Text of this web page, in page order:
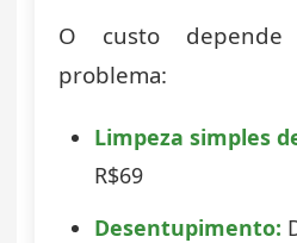
O custo
problema:
Limpeza simples
R$69
Desentupimento: